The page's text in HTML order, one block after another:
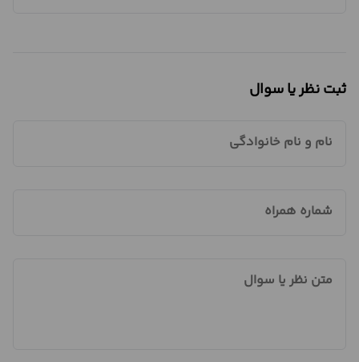
ثبت نظر یا سوال
نام و نام خانوادگی
شماره همراه
متن نظر یا سوال